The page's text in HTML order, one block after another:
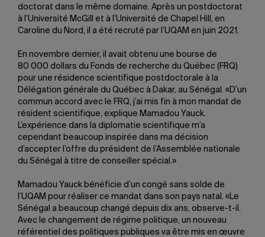
doctorat dans le même domaine. Après un postdoctorat
à l’Université McGill et à l’Université de Chapel Hill, en
Caroline du Nord, il a été recruté par l’UQAM en juin 2021.
En novembre dernier, il avait obtenu une bourse de
80 000 dollars du Fonds de recherche du Québec (FRQ)
pour une résidence scientifique postdoctorale à la
Délégation générale du Québec à Dakar, au Sénégal. «D’un
commun accord avec le FRQ, j’ai mis fin à mon mandat de
résident scientifique, explique Mamadou Yauck.
L’expérience dans la diplomatie scientifique m’a
cependant beaucoup inspirée dans ma décision
d’accepter l’offre du président de l’Assemblée nationale
du Sénégal à titre de conseiller spécial.»
Mamadou Yauck bénéficie d’un congé sans solde de
l’UQAM pour réaliser ce mandat dans son pays natal. «Le
Sénégal a beaucoup changé depuis dix ans, observe-t-il.
Avec le changement de régime politique, un nouveau
référentiel des politiques publiques va être mis en œuvre